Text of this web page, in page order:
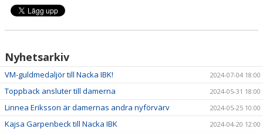
Nyhetsarkiv
VM-guldmedaljör till Nacka IBK! 2024-07-04 18:00
Toppback ansluter till damerna 2024-05-31 18:00
Linnea Eriksson är damernas andra nyförvärv 2024-05-25 10:00
Kajsa Garpenbeck till Nacka IBK 2024-04-20 12:00